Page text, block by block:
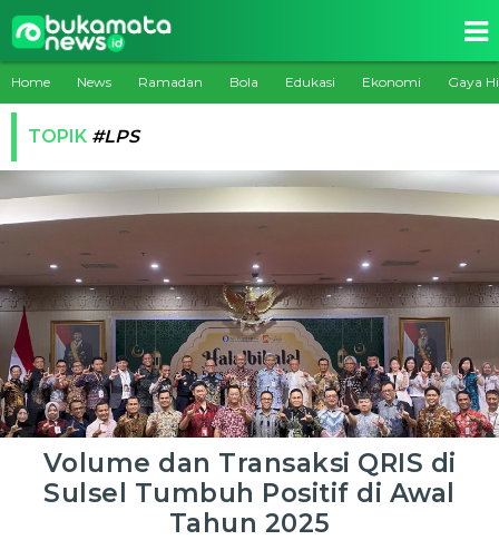
Home News Ramadan Bola Edukasi Ekonomi Gaya
TOPIK #LPS
Volume dan Transaksi QRIS di
Sulsel Tumbuh Positif di Awal
Tahun 2025